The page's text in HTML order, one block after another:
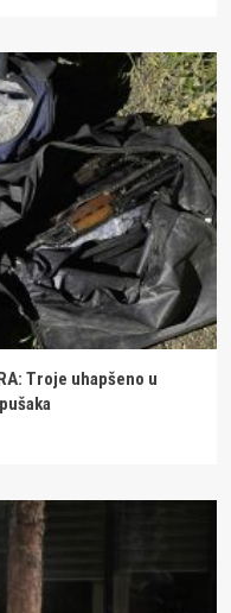
Troje uhapšeno u